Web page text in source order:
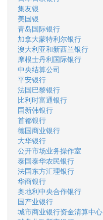
集友银
美国银
青岛国际银行
加拿大蒙特利尔银行
澳大利亚和新西兰银行
摩根士丹利国际银行
中央结算公司
平安银行
法国巴黎银行
比利时富通银行
国新韩银行
首都银行
德国商业银行
大华银行
公开市场业务操作室
泰国泰华农民银行
法国东方汇理银行
华商银行
奥地利中央合作银行
国产业银行
城市商业银行资金清算中心